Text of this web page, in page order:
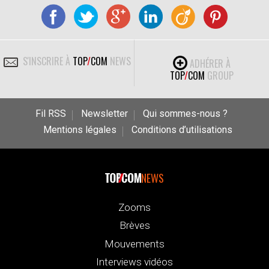
S'INSCRIRE À TOP/COM NEWS
ADHÉRER À
TOP/COM GROUP
Fil RSS Newsletter
Qui sommes-nous ?
Mentions légales
Conditions d’utilisations
NEWS
Zooms
Brèves
Mouvements
Interviews vidéos